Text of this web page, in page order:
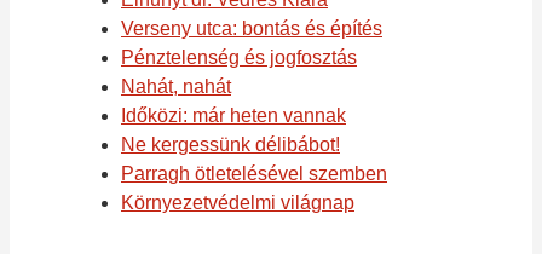
Verseny utca: bontás és építés
Pénztelenség és jogfosztás
Nahát, nahát
Időközi: már heten vannak
Ne kergessünk délibábot!
Parragh ötletelésével szemben
Környezetvédelmi világnap